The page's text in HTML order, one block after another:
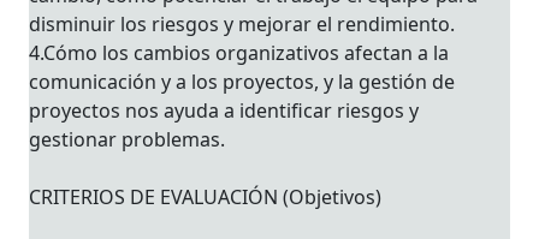
disminuir los riesgos y mejorar el rendimiento.
4.Cómo los cambios organizativos afectan a la
comunicación y a los proyectos, y la gestión de
proyectos nos ayuda a identificar riesgos y
gestionar problemas.
CRITERIOS DE EVALUACIÓN (Objetivos)